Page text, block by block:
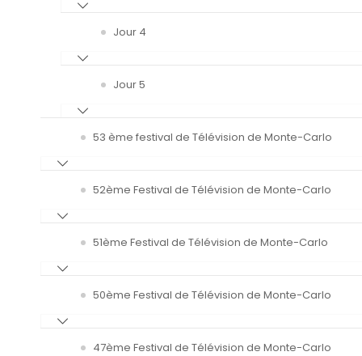
Jour 4
Jour 5
53 ème festival de Télévision de Monte-Carlo
52ème Festival de Télévision de Monte-Carlo
51ème Festival de Télévision de Monte-Carlo
50ème Festival de Télévision de Monte-Carlo
47ème Festival de Télévision de Monte-Carlo